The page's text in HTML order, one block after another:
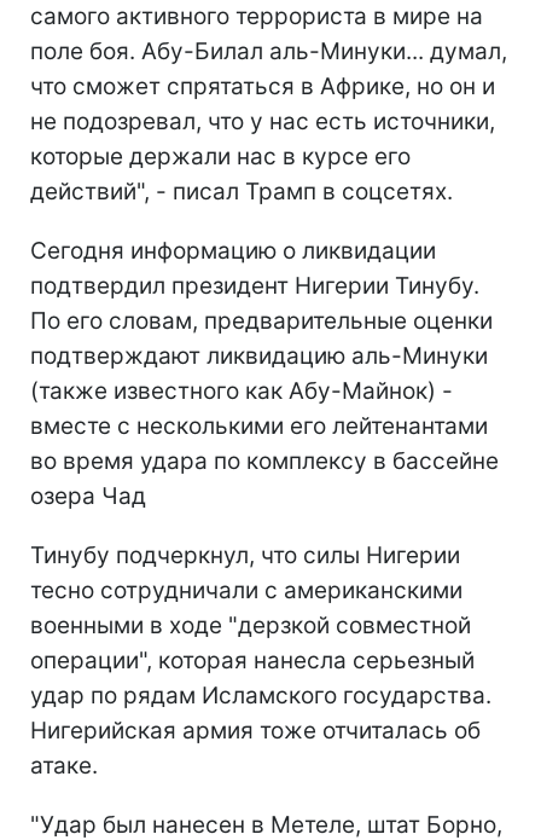
самого активного террориста в мире на
поле боя. Абу-Билал аль-Минуки... думал,
что сможет спрятаться в Африке, но он и
не подозревал, что у нас есть источники,
которые держали нас в курсе его
действий", - писал Трамп в соцсетях.
Сегодня информацию о ликвидации
подтвердил президент Нигерии Тинубу.
По его словам, предварительные оценки
подтверждают ликвидацию аль-Минуки
(также известного как Абу-Майнок) -
вместе с несколькими его лейтенантами
во время удара по комплексу в бассейне
озера Чад
Тинубу подчеркнул, что силы Нигерии
тесно сотрудничали с американскими
военными в ходе "дерзкой совместной
операции", которая нанесла серьезный
удар по рядам Исламского государства.
Нигерийская армия тоже отчиталась об
атаке.
"Удар был нанесен в Метеле, штат Борно,